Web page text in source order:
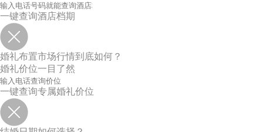
一键查询酒店档期
婚礼布置市场行情到底如何？
婚礼价位一目了然
一键查询专属婚礼价位